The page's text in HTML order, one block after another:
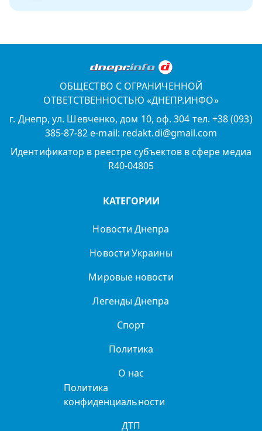
ОБЩЕСТВО С ОГРАНИЧЕННОЙ
ОТВЕТСТВЕННОСТЬЮ «ДНЕПР.ИНФО»
г. Днепр, ул. Шевченко, дом 10, оф. 304 тел. +38 (093)
385-87-82 e-mail: redakt.di@gmail.com
Идентификатор в реестре субъектов в сфере медиа
R40-04805
КАТЕГОРИИ
Новости Днепра
Новости Украины
Мировые новости
Легенды Днепра
Спорт
Политика
О нас
Политика
конфиденциальности
ДТП